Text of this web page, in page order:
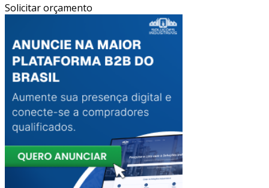
Solicitar orçamento